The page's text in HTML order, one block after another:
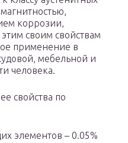
коррозии,
своим свойствам
применение в
мебельной и
человека.
свойства по
элементов – 0.05%